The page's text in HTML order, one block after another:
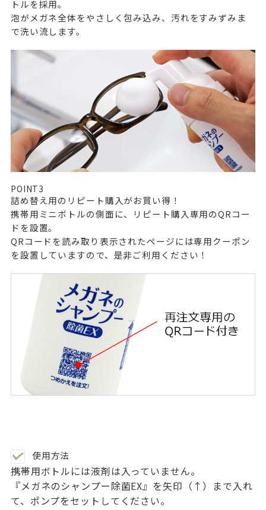
トルを採用。
泡がメガネ全体をやさしく包み込み、汚れをすみずみま
で洗い流します。
POINT3
詰め替え用のリピート購入がお買い得！
携帯用ミニボトルの側面に、リピート購入専用のQRコー
ドを設置。
QRコードを読み取り表示されたページには専用クーポン
を設置していますので、是非ご利用ください！
使用方法
携帯用ボトルには液剤は入っていません。
『メガネのシャンプー除菌EX』を矢印（↑）まで入れ
て、ポンプをセットしてください。